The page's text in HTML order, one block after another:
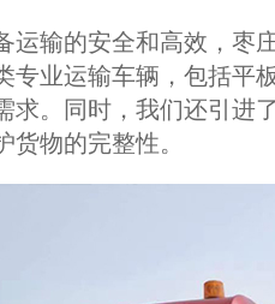
运输的安全和高效，枣
专业运输车辆，包括平
求。同时，我们还引进
货物的完整性。